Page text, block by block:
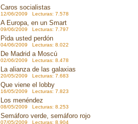
Caros socialistas
12/06/2009 Lecturas: 7.578
A Europa, en un Smart
09/06/2009 Lecturas: 7.797
Pida usted perdón
04/06/2009 Lecturas: 8.022
De Madrid a Moscú
02/06/2009 Lecturas: 8.478
La alianza de las galaxias
20/05/2009 Lecturas: 7.683
Que viene el lobby
16/05/2009 Lecturas: 7.823
Los menéndez
08/05/2009 Lecturas: 8.253
Semáforo verde, semáforo rojo
07/05/2009 Lecturas: 8.904